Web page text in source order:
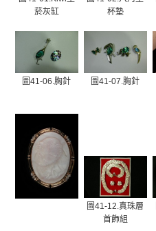
菸灰缸
杯墊
圖41-06.胸針 圖41-07.胸針
圖41-12.真珠層
首飾組